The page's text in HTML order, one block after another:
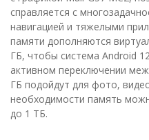
справляется с
навигацией и тяжелыми
памяти дополняются
ГБ, чтобы система Android
активном переключении
ГБ подойдут для фото,
необходимости память
до 1 ТБ.